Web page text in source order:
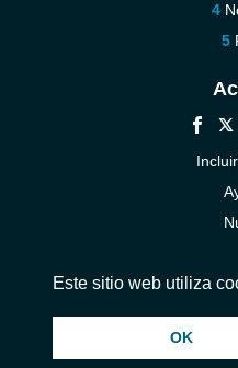
© 2026 InstantAudio. Reservados
Este sitio web utiliza
OK